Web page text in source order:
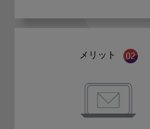
メリット